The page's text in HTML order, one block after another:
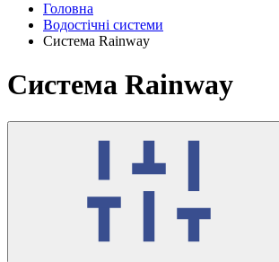
Головна
Водостічні системи
Система Rainway
Система Rainway